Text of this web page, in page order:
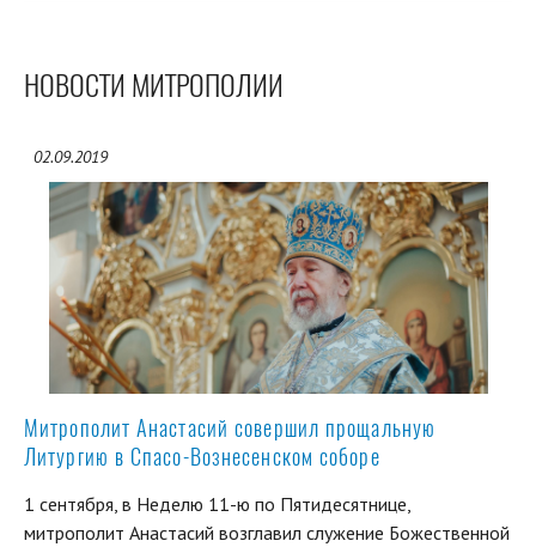
НОВОСТИ МИТРОПОЛИИ
02.09.2019
Митрополит Анастасий совершил прощальную
Литургию в Спасо-Вознесенском соборе
1 сентября, в Неделю 11-ю по Пятидесятнице,
митрополит Анастасий возглавил служение Божественной